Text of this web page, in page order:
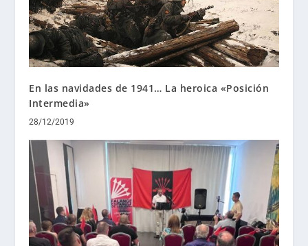
En las navidades de 1941… La heroica «Posición
Intermedia»
28/12/2019